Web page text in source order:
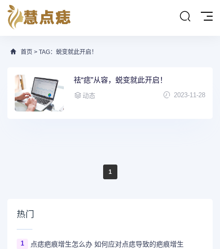
首页 > TAG：蜕变就此开启！
祛“痣”从容，蜕变就此开启！
动态 2023-11-28
1
热门
1 点痣疤痕增生怎么办 如何应对点痣导致的疤痕增生